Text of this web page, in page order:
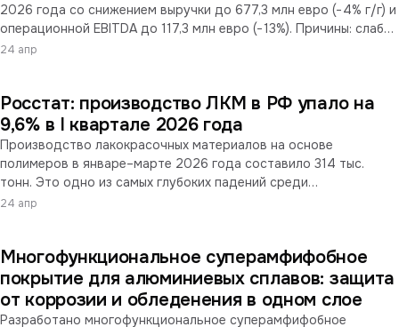
2026 года со снижением выручки до 677,3 млн евро (−4% г/г) и
операционной EBITDA до 117,3 млн евро (−13%). Причины: слабый
спрос, валютный фактор, геополитическая волатильность.
24 апр
Росстат: производство ЛКМ в РФ упало на
9,6% в I квартале 2026 года
Производство лакокрасочных материалов на основе
полимеров в январе–марте 2026 года составило 314 тыс.
тонн. Это одно из самых глубоких падений среди
обрабатывающих отраслей. На фоне того, что
24 апр
Многофункциональное суперамфифобное
покрытие для алюминиевых сплавов: защита
от коррозии и обледенения в одном слое
Разработано многофункциональное суперамфифобное